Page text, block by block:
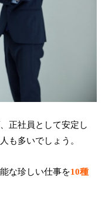
正社員として安定し
も多いでしょう。
な珍しい仕事を10種